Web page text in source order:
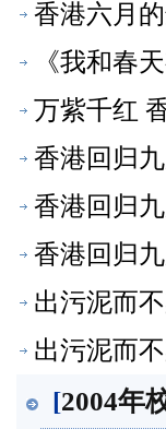
香港六月
《我和春
万紫千红
香港回归
香港回归
香港回归
出污泥而
出污泥而
[2004年